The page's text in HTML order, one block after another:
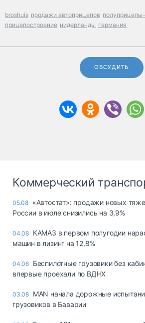
broshuis продажи автоприцепов
прицепостроение нидерланды германия
ОБСУДИТЬ
Коммерческий
05.08 «Автостат»: продажи новых
России в июле снизились на 3,9%
04.08 КАМАЗ в первом полугодии
машин в лизинг на 12,8%
04.08 Беспилотные грузовики без
впервые проехали по ВДНХ
03.08 MAN начала дорожные
грузовиков в Баварии